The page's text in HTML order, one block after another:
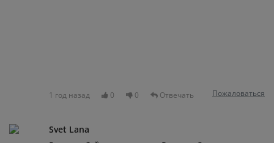
1 год назад 0 0 Отвечать Пожаловаться
Svet Lana